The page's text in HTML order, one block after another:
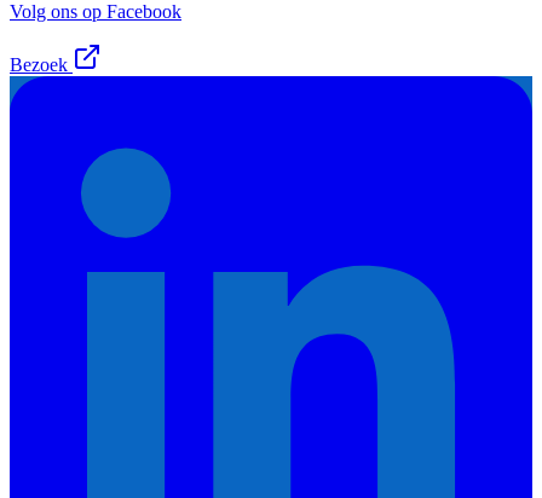
Volg ons op Facebook
Bezoek